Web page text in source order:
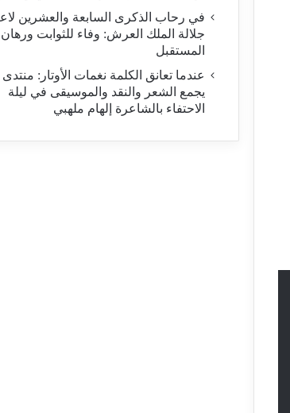
في رحاب الذكرى السابعة والعشرين
جلالة الملك العرش: وفاء للثوابت
المستقبل
​عندما تعانق الكلمة نغمات الأوتار: منتدى
يجمع الشعر والنقد والموسيقى في ليلة
الاحتفاء بالشاعرة إلهام ملهبي